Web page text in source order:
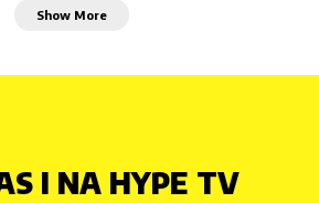
Show More
I NA HYPE TV